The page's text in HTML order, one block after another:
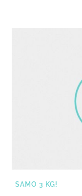
SAMO 3 KG!